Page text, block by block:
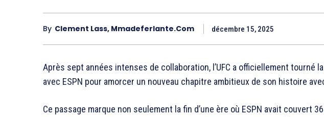
By Clement Lass, Mmadeferlante.com décembre 15, 2025
Après sept années intenses de collaboration, l’UFC a officiellement tourné
avec ESPN pour amorcer un nouveau chapitre ambitieux de son histoire
Ce passage marque non seulement la fin d’une ère où ESPN avait couvert